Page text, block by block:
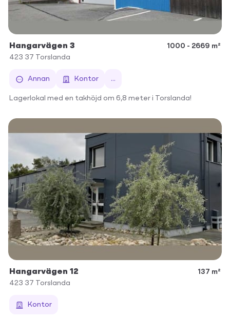
Hangarvägen 3
1000 - 2669 m²
423 37
Torslanda
Annan Kontor ...
Lagerlokal med en takhöjd om 6,8 meter i Torslanda!
Hangarvägen 12
137 m²
423 37
Torslanda
Kontor